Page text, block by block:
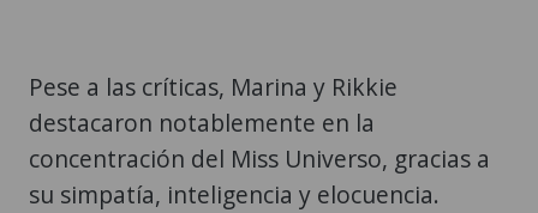
Pese a las críticas, Marina y Rikkie
destacaron notablemente en la
concentración del Miss Universo, gracias a
su simpatía, inteligencia y elocuencia.